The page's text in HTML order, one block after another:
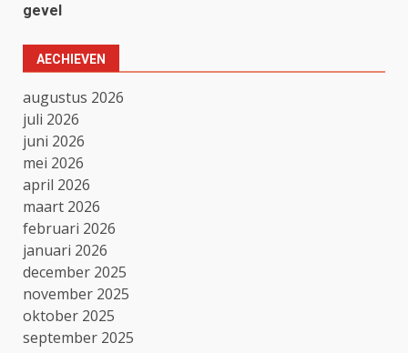
gevel
AECHIEVEN
augustus 2026
juli 2026
juni 2026
mei 2026
april 2026
maart 2026
februari 2026
januari 2026
december 2025
november 2025
oktober 2025
september 2025